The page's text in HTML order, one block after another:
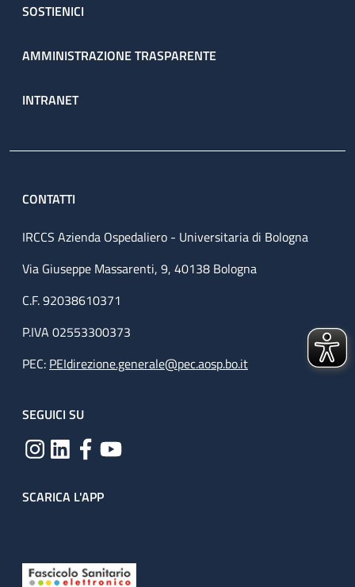
SOSTIENICI
AMMINISTRAZIONE TRASPARENTE
INTRANET
CONTATTI
IRCCS Azienda Ospedaliero - Universitaria di Bologna
Via Giuseppe Massarenti, 9, 40138 Bologna
C.F. 92038610371
P.IVA 02553300373
PEC: PEIdirezione.generale@pec.aosp.bo.it
SEGUICI SU
SCARICA L'APP